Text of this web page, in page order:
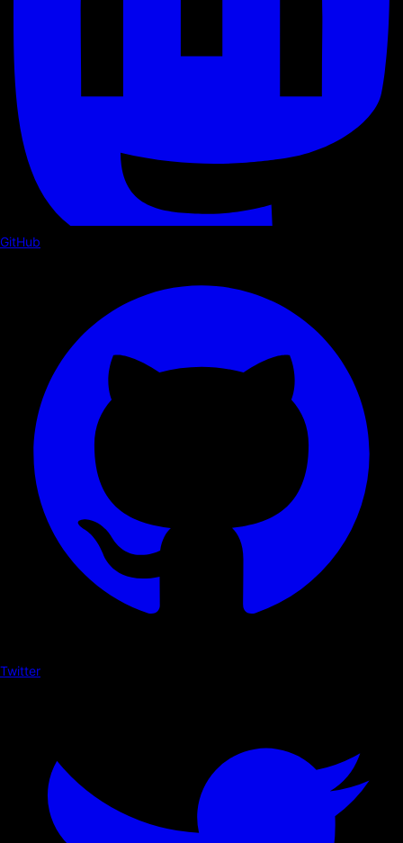
GitHub
Twitter